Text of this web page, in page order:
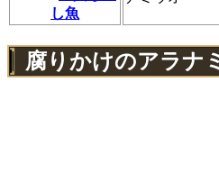
し魚
腐りかけのアラナ